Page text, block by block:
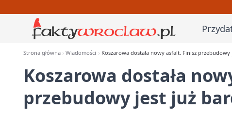
Strona główna Wiadomości Koszarowa dostała nowy asfalt. Finisz
Koszarowa dostała
przebudowy jest już